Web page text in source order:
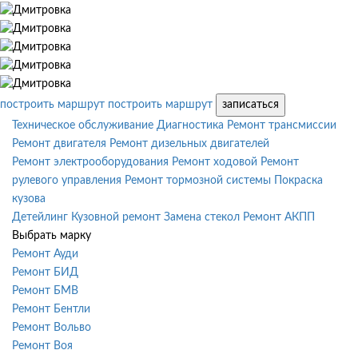
построить маршрут построить маршрут
записаться
Техническое обслуживание Диагностика Ремонт трансмиссии
Ремонт двигателя Ремонт дизельных двигателей
Ремонт электрооборудования Ремонт ходовой Ремонт
рулевого управления Ремонт тормозной системы
Покраска
кузова
Детейлинг Кузовной ремонт Замена стекол Ремонт АКПП
Выбрать марку
Ремонт Ауди
Ремонт БИД
Ремонт БМВ
Ремонт Бентли
Ремонт Вольво
Ремонт Воя